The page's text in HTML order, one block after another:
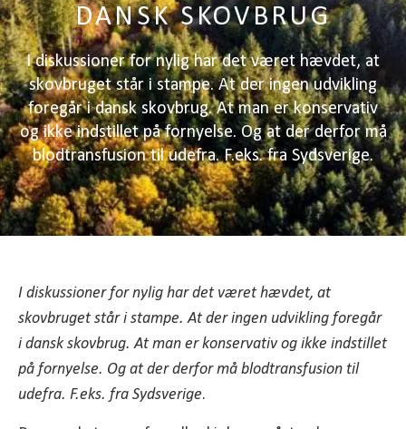
DANSK SKOVBRUG
I diskussioner for nylig har det været hævdet, at
skovbruget står i stampe. At der ingen udvikling
foregår i dansk skovbrug. At man er konservativ
og ikke indstillet på fornyelse. Og at der derfor må
blodtransfusion til udefra. F.eks. fra Sydsverige.
I diskussioner for nylig har det været hævdet, at
skovbruget står i stampe. At der ingen udvikling foregår
i dansk skovbrug. At man er konservativ og ikke indstillet
på fornyelse. Og at der derfor må blodtransfusion til
udefra. F.eks. fra Sydsverige.